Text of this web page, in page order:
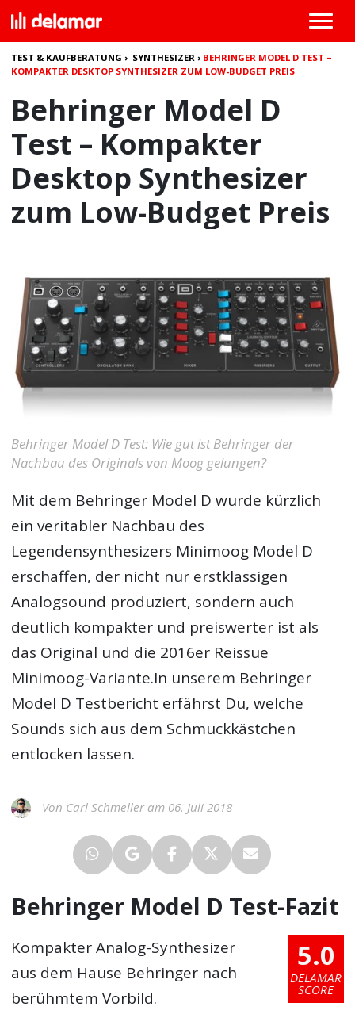
TEST & KAUFBERATUNG › SYNTHESIZER › BEHRINGER MODEL D TEST –
KOMPAKTER DESKTOP SYNTHESIZER ZUM LOW-BUDGET PREIS
Behringer Model D
Test – Kompakter
Desktop Synthesizer
zum Low-Budget Preis
Behringer Model D Test: Wie gut ist Behringer der
Nachbau des Originals von Moog gelungen?
Mit dem Behringer Model D wurde kürzlich
ein veritabler Nachbau des
Legendensynthesizers Minimoog Model D
erschaffen, der nicht nur erstklassigen
Analogsound produziert, sondern auch
deutlich kompakter und preiswerter ist als
das Original und die 2016er Reissue
Minimoog-Variante.In unserem Behringer
Model D Testbericht erfährst Du, welche
Sounds sich aus dem Schmuckkästchen
entlocken lassen.
Von Carl Schmelleram 06. Juli 2018
Behringer Model D Test-Fazit
5.0
DELAMAR
SCORE
Kompakter Analog-Synthesizer
aus dem Hause Behringer nach
berühmtem Vorbild.